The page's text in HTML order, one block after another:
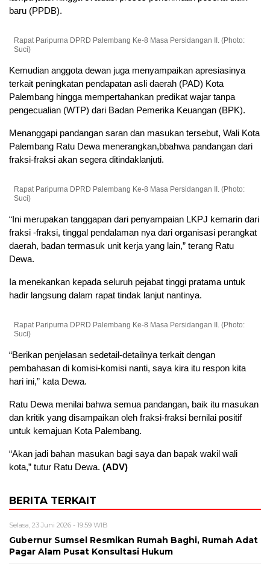
baru (PPDB).
Rapat Paripurna DPRD Palembang Ke-8 Masa Persidangan II. (Photo:
Suci)
Kemudian anggota dewan juga menyampaikan apresiasinya
terkait peningkatan pendapatan asli daerah (PAD) Kota
Palembang hingga mempertahankan predikat wajar tanpa
pengecualian (WTP) dari Badan Pemerika Keuangan (BPK).
Menanggapi pandangan saran dan masukan tersebut, Wali Kota
Palembang Ratu Dewa menerangkan,bbahwa pandangan dari
fraksi-fraksi akan segera ditindaklanjuti.
Rapat Paripurna DPRD Palembang Ke-8 Masa Persidangan II. (Photo:
Suci)
“Ini merupakan tanggapan dari penyampaian LKPJ kemarin dari
fraksi -fraksi, tinggal pendalaman nya dari organisasi perangkat
daerah, badan termasuk unit kerja yang lain,” terang Ratu
Dewa.
Ia menekankan kepada seluruh pejabat tinggi pratama untuk
hadir langsung dalam rapat tindak lanjut nantinya.
Rapat Paripurna DPRD Palembang Ke-8 Masa Persidangan II. (Photo:
Suci)
“Berikan penjelasan sedetail-detailnya terkait dengan
pembahasan di komisi-komisi nanti, saya kira itu respon kita
hari ini,” kata Dewa.
Ratu Dewa menilai bahwa semua pandangan, baik itu masukan
dan kritik yang disampaikan oleh fraksi-fraksi bernilai positif
untuk kemajuan Kota Palembang.
“Akan jadi bahan masukan bagi saya dan bapak wakil wali
kota,” tutur Ratu Dewa. (ADV)
BERITA TERKAIT
Selasa, 23 Juni 2026 - 19:59 WIB
Gubernur Sumsel Resmikan Rumah Baghi, Rumah Adat
Pagar Alam Pusat Konsultasi Hukum